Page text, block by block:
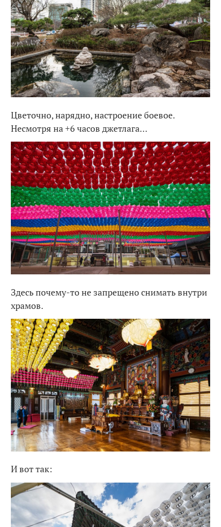
Цветочно, нарядно, настроение боевое.
Несмотря на +6 часов джетлага…
Здесь почему-то не запрещено снимать внутри
храмов.
И вот так: